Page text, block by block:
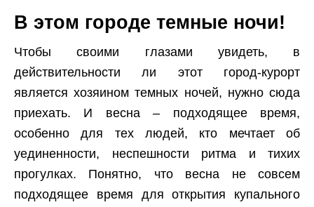
В этом городе темные ночи!
Чтобы своими глазами увидеть, в
действительности ли этот город-курорт
является хозяином темных ночей, нужно сюда
приехать. И весна – подходящее время,
особенно для тех людей, кто мечтает об
уединенности, неспешности ритма и тихих
прогулках. Понятно, что весна не совсем
подходящее время для открытия купального